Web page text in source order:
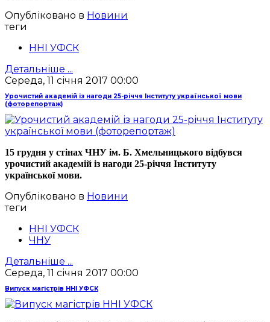
Опубліковано в Новини
теги
ННІ УФСК
Детальніше ...
Середа, 11 січня 2017 00:00
Урочистий академій із нагоди 25-річчя Інституту української мови
(фоторепортаж)
15 грудня у стінах ЧНУ ім. Б. Хмельницького відбувся
урочистий академій із нагоди 25-річчя Інституту
української мови.
Опубліковано в Новини
теги
ННІ УФСК
ЧНУ
Детальніше ...
Середа, 11 січня 2017 00:00
Випуск магістрів ННІ УФСК